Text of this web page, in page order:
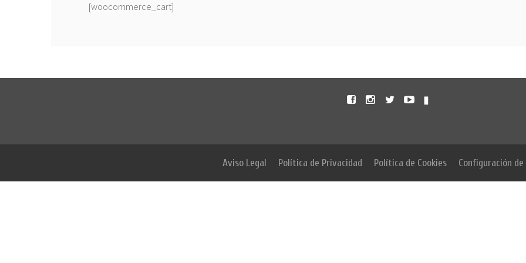
[woocommerce_cart]
FacebookInstagram
TwitterYoutubeUntappd
Aviso Legal Política de Privacidad Política de Cookies Configuración de